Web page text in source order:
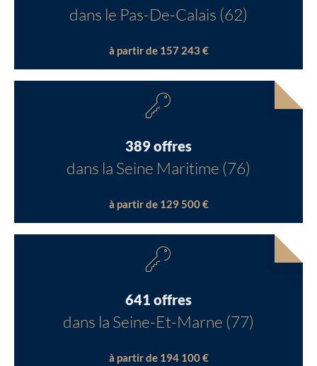
dans le Pas-De-Calais (62)
à partir de 157 243 €
389 offres
dans la Seine Maritime (76)
à partir de 129 500 €
641 offres
dans la Seine-Et-Marne (77)
à partir de 194 100 €